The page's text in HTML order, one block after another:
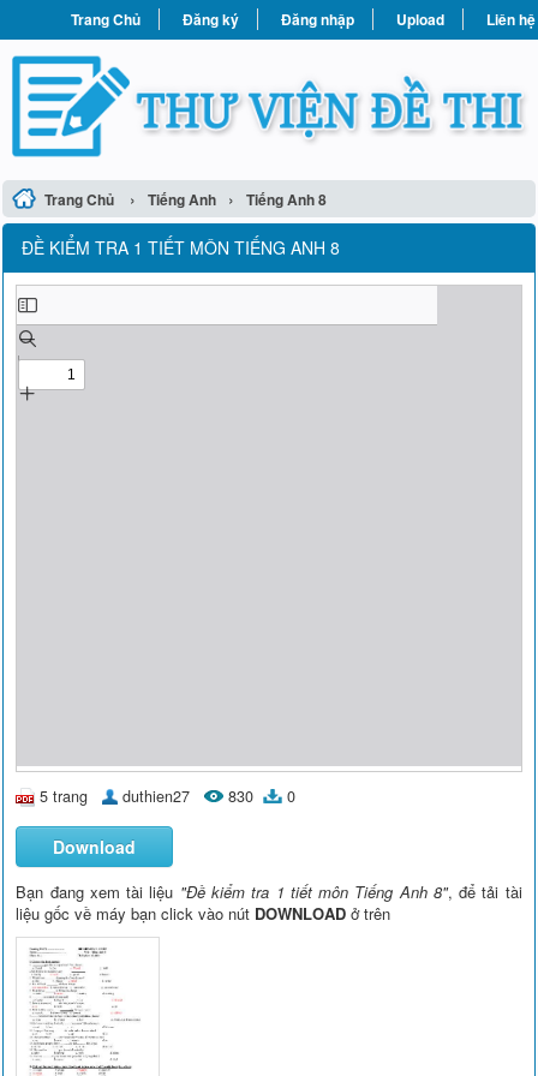
Trang Chủ Đăng ký Đăng nhập Upload Liên hệ
Trang Chủ › Tiếng Anh › Tiếng Anh 8
ĐỀ KIỂM TRA 1 TIẾT MÔN TIẾNG ANH 8
5 trang duthien27 830 0
Download
Bạn đang xem tài liệu "Đề kiểm tra 1 tiết môn Tiếng Anh 8", để tải tài
liệu gốc về máy bạn click vào nút DOWNLOAD ở trên